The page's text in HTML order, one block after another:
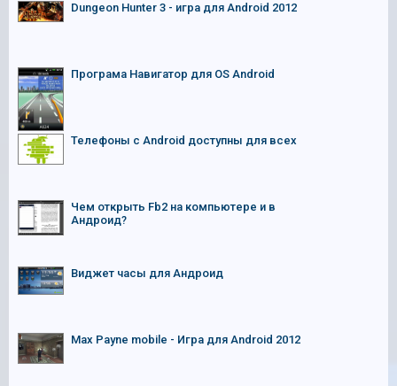
Dungeon Hunter 3 - игра для Android 2012
Програма Навигатор для OS Android
Телефоны с Android доступны для всех
Чем открыть Fb2 на компьютере и в
Андроид?
Виджет часы для Андроид
Max Payne mobile - Игра для Android 2012